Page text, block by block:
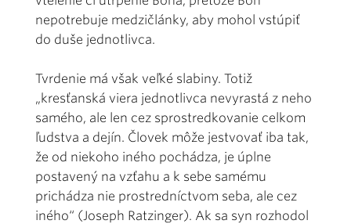
nepotrebuje medzičlánky, aby mohol vstúpiť
do duše jednotlivca.
Tvrdenie má však veľké slabiny. Totiž
„kresťanská viera jednotlivca nevyrastá z neho
samého, ale len cez sprostredkovanie celkom
ľudstva a dejín. Človek môže jestvovať iba tak,
že od niekoho iného pochádza, je úplne
postavený na vzťahu a k sebe samému
prichádza nie prostredníctvom seba, ale cez
iného“ (Joseph Ratzinger). Ak sa syn rozhodol